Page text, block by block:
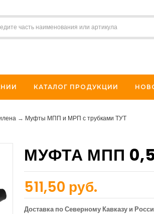
КАТАЛОГ ПРОДУКЦИИ
→ Муфты МПП и МРП с трубками ТУТ
МУФТА МПП
511,50 руб.
Доставка по Северному Кавказу и